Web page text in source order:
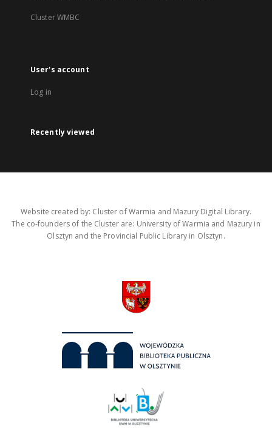
Cluster WMBC
User's account
Log in
Recently viewed
Website created by: Cluster of Warmia and Mazury Digital Library.
The co-founders of the Cluster are: University of Warmia and Mazury in
Olsztyn and the Provincial Public Library in Olsztyn.